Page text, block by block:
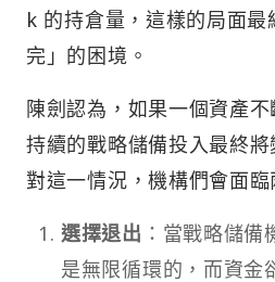
k 的持倉量，這樣的局面
完」的困境。
陳劍認為，如果一個資產不
持續的戰略儲備投入最終
對這一情況，機構們會面臨
選擇退出 ：當戰略儲
是無限循環的，而資金